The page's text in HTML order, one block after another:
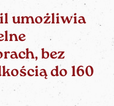
umożliwia
bez
do 160